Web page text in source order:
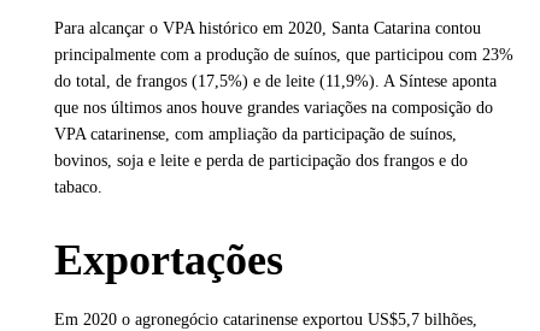
Para alcançar o VPA histórico em 2020, Santa Catarina contou
principalmente com a produção de suínos, que participou com 23%
do total, de frangos (17,5%) e de leite (11,9%). A Síntese aponta
que nos últimos anos houve grandes variações na composição do
VPA catarinense, com ampliação da participação de suínos,
bovinos, soja e leite e perda de participação dos frangos e do
tabaco.
Exportações
Em 2020 o agronegócio catarinense exportou US$5,7 bilhões,